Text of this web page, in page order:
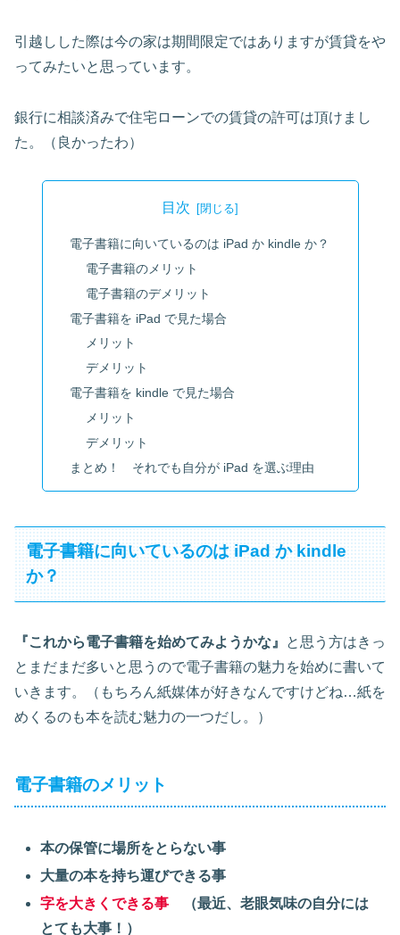
引越しした際は今の家は期間限定ではありますが賃貸をや
ってみたいと思っています。
銀行に相談済みで住宅ローンでの賃貸の許可は頂けまし
た。（良かったわ）
目次
電子書籍に向いているのは iPad か kindle か？
電子書籍のメリット
電子書籍のデメリット
電子書籍を iPad で見た場合
メリット
デメリット
電子書籍を kindle で見た場合
メリット
デメリット
まとめ！ それでも自分が iPad を選ぶ理由
電子書籍に向いているのは iPad か kindle
か？
『これから電子書籍を始めてみようかな』
と思う方はきっ
とまだまだ多いと思うので電子書籍の魅力を始めに書いて
いきます。（もちろん紙媒体が好きなんですけどね…紙を
めくるのも本を読む魅力の一つだし。）
電子書籍のメリット
本の保管に場所をとらない事
大量の本を持ち運びできる事
字を大きくできる事 （最近、老眼気味の自分には
とても大事！）